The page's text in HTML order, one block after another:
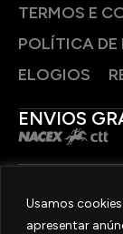
Usamos
apresentar
TERMOS E
POLÍTICA DE
ELOGIOS
ENVIOS